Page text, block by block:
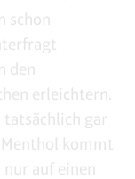
schon
den
erleichtern.
gar
kommt
auf einen